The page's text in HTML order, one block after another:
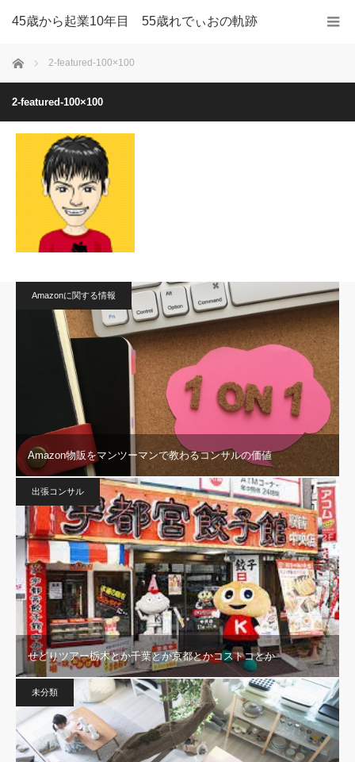
45歳から起業10年目 55歳れでぃおの軌跡
ホーム 2-featured-100×100
2-featured-100×100
Amazonに関する情報
Amazon物販をマンツーマンで教わるコンサルの価値
出張コンサル
せどりツアー栃木とか千葉とか京都とかコストコとか
未分類